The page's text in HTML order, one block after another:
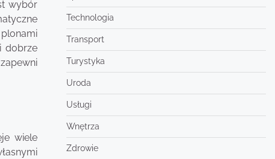
wybór
dobrze
wiele
Technologia
Transport
Turystyka
Uroda
Usługi
Wnętrza
Zdrowie